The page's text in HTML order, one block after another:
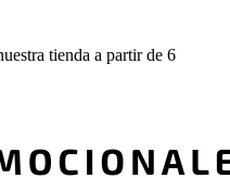
tienda a partir de 6